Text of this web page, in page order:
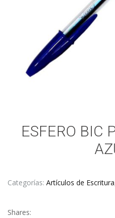
ESFERO BIC
Categorías: Artículos de Escritura
Shares: